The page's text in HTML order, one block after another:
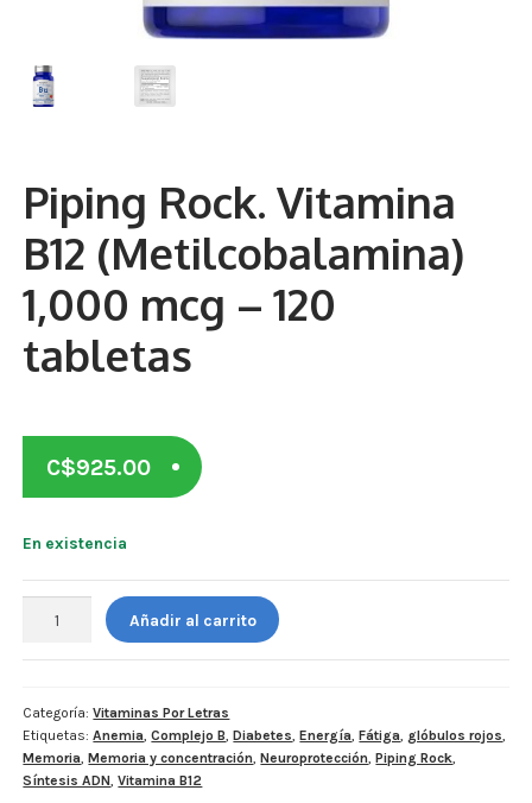
NaturalSlim
Cabello, Piel y Uñas
Sueño
Niños
Diabetes
Para Hombres
Multivitaminas Adultos 18 A 49 Años
Estados De Ánimo
Control Del Peso
Cocó March
Piping Rock. Vitamina
B12 (Metilcobalamina)
1,000 mcg – 120
tabletas
C$925.00
En existencia
Vitamina
(Metilcobalamina)
1,000
mcg
-
Añadir al carrito
Categoría:Vitaminas Por Letras
Etiquetas:Anemia,Complejo B,Diabetes,Energía,Fátiga, glóbulos rojos,
Memoria,Memoria y concentración,Neuroprotección,Piping Rock,
Síntesis ADN,Vitamina B12